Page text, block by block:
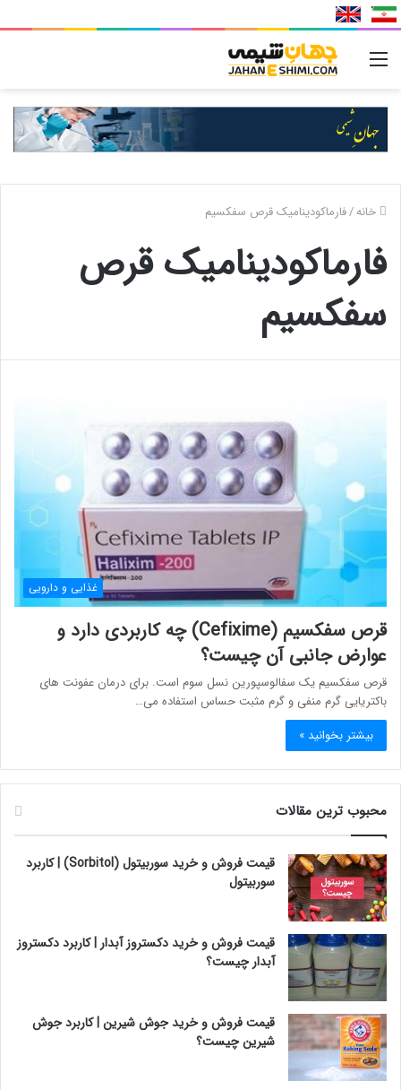
خانه/فارماکودینامیک قرص سفکسیم
فارماکودینامیک قرص
سفکسیم
غذایی و دارویی
قرص سفکسیم (Cefixime) چه کاربردی دارد و
عوارض جانبی آن چیست؟
قرص سفکسیم یک سفالوسپورین نسل سوم است. برای درمان عفونت های
باکتریایی گرم منفی و گرم مثبت حساس استفاده می…
بیشتر بخوانید »
محبوب ترین مقالات
قیمت فروش و خرید سوربیتول (Sorbitol) | کاربرد
سوربیتول
قیمت فروش و خرید دکستروز آبدار | کاربرد دکستروز
آبدار چیست؟
قیمت فروش و خرید جوش شیرین | کاربرد جوش
شیرین چیست؟